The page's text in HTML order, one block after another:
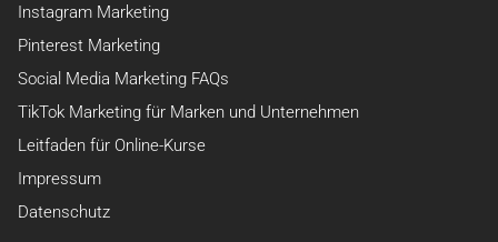
Instagram Marketing
Pinterest Marketing
Social Media Marketing FAQs
TikTok Marketing für Marken und Unternehmen
Leitfaden für Online-Kurse
Impressum
Datenschutz